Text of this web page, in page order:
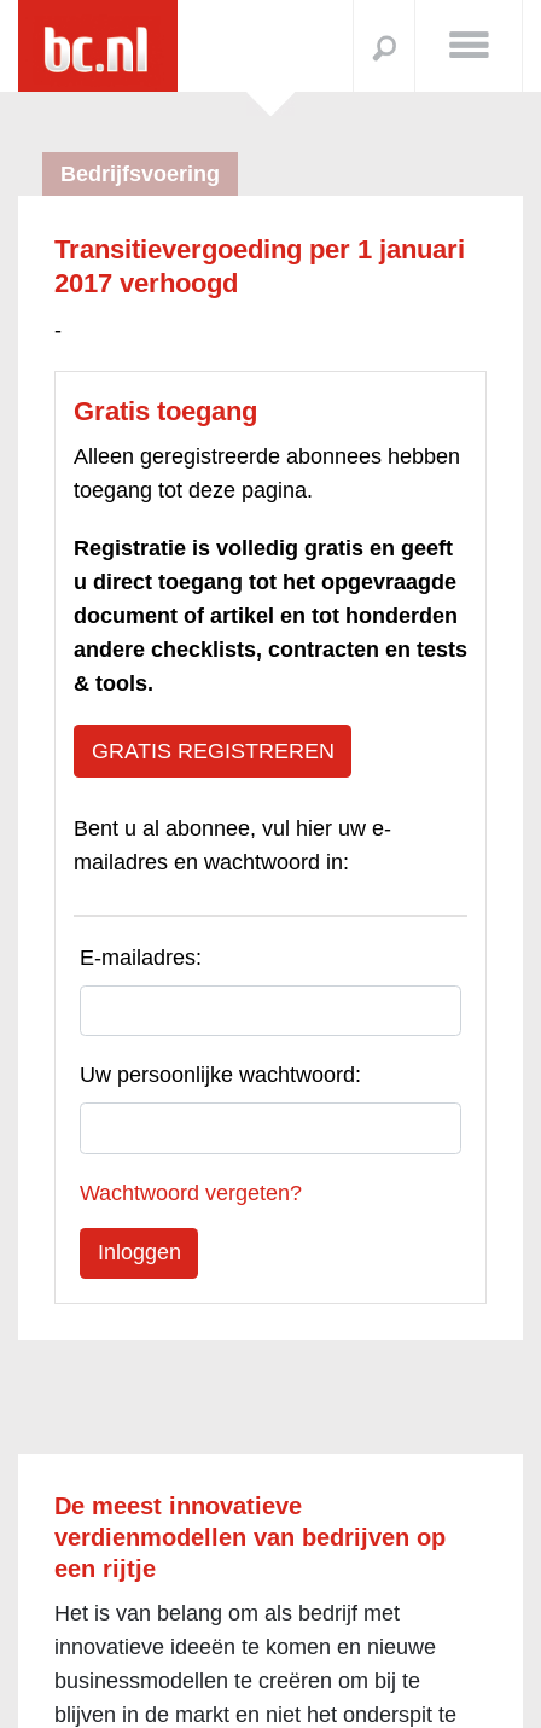
Bedrijfsvoering
Transitievergoeding per 1 januari
2017 verhoogd
-
Gratis toegang
Alleen geregistreerde abonnees hebben
toegang tot deze pagina.
Registratie is volledig gratis en geeft
u direct toegang tot het opgevraagde
document of artikel en tot honderden
andere checklists, contracten en tests
& tools.
GRATIS REGISTREREN
Bent u al abonnee, vul hier uw e-
mailadres en wachtwoord in:
E-mailadres:
Uw persoonlijke wachtwoord:
Wachtwoord vergeten?
De meest innovatieve
verdienmodellen van bedrijven op
een rijtje
Het is van belang om als bedrijf met
innovatieve ideeën te komen en nieuwe
businessmodellen te creëren om bij te
blijven in de markt en niet het onderspit te